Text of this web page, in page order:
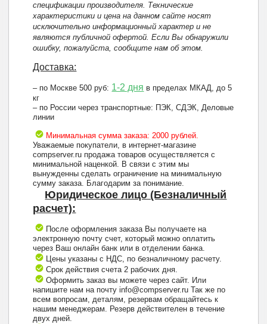
спецификации производителя. Технические
характеристики и цена на данном сайте носят
исключительно информационный характер и не
являются публичной офертой. Если Вы обнаружили
ошибку, пожалуйста, сообщите нам об этом.
Доставка:
– по Москве 500 руб: 1-2 дня в пределах МКАД, до 5
кг
– по России через транспортные: ПЭК, СДЭК, Деловые
линии
Минимальная сумма заказа: 2000 рублей.
Уважаемые покупатели, в интернет-магазине
compserver.ru продажа товаров осуществляется с
минимальной наценкой. В связи с этим мы
вынужденны сделать ограничение на минимальную
сумму заказа. Благодарим за понимание.
Юридическое лицо (Безналичный
расчет):
После оформления заказа Вы получаете на
электронную почту счет, который можно оплатить
через Ваш онлайн банк или в отделении банка.
Цены указаны с НДС, по безналичному расчету.
Срок действия счета 2 рабочих дня.
Оформить заказ вы можете через сайт. Или
напишите нам на почту info@compserver.ru Так же по
всем вопросам, деталям, резервам обращайтесь к
нашим менеджерам. Резерв действителен в течение
двух дней.